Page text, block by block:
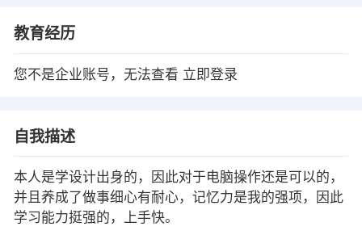
教育经历
您不是企业账号，无法查看 立即登录
自我描述
本人是学设计出身的，因此对于电脑操作还是可以的，
并且养成了做事细心有耐心，记忆力是我的强项，因此
学习能力挺强的，上手快。